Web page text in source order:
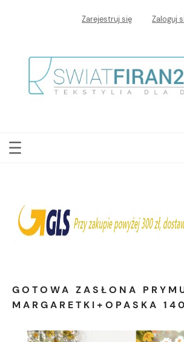
Zarejestruj się Zaloguj
GOTOWA ZASŁONA
MARGARETKI+OPASKA